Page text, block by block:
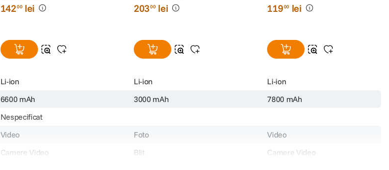
14200 lei 20300 lei 11900 lei
Li-ion Li-ion
Li-ion
6600 mAh 3000 mAh
7800 mAh
Nespecificat
Video Foto
Video
Camere Video Blit
Camere Video